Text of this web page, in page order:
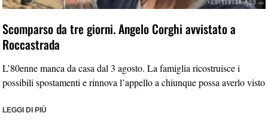
Scomparso da tre giorni. Angelo Corghi avvistato a
Roccastrada
L’80enne manca da casa dal 3 agosto. La famiglia ricostruisce i
possibili spostamenti e rinnova l’appello a chiunque possa averlo visto
LEGGI DI PIÙ